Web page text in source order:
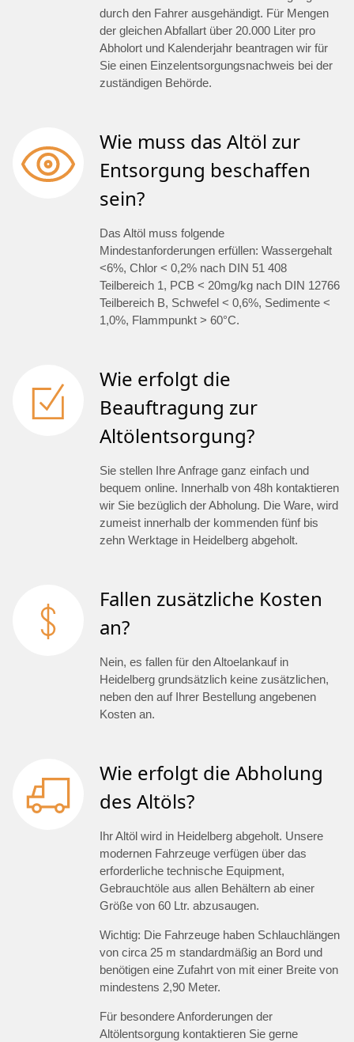
durch den Fahrer ausgehändigt. Für Mengen
der gleichen Abfallart über 20.000 Liter pro
Abholort und Kalenderjahr beantragen wir für
Sie einen Einzelentsorgungsnachweis bei der
zuständigen Behörde.
Wie muss das Altöl zur
Entsorgung beschaffen
sein?
Das Altöl muss folgende
Mindestanforderungen erfüllen: Wassergehalt
<6%, Chlor < 0,2% nach DIN 51 408
Teilbereich 1, PCB < 20mg/kg nach DIN 12766
Teilbereich B, Schwefel < 0,6%, Sedimente <
1,0%, Flammpunkt > 60°C.
Wie erfolgt die
Beauftragung zur
Altölentsorgung?
Sie stellen Ihre Anfrage ganz einfach und
bequem online. Innerhalb von 48h kontaktieren
wir Sie bezüglich der Abholung. Die Ware, wird
zumeist innerhalb der kommenden fünf bis
zehn Werktage in Heidelberg abgeholt.
Fallen zusätzliche Kosten
an?
Nein, es fallen für den Altoelankauf in
Heidelberg grundsätzlich keine zusätzlichen,
neben den auf Ihrer Bestellung angebenen
Kosten an.
Wie erfolgt die Abholung
des Altöls?
Ihr Altöl wird in Heidelberg abgeholt. Unsere
modernen Fahrzeuge verfügen über das
erforderliche technische Equipment,
Gebrauchtöle aus allen Behältern ab einer
Größe von 60 Ltr. abzusaugen.
Wichtig: Die Fahrzeuge haben Schlauchlängen
von circa 25 m standardmäßig an Bord und
benötigen eine Zufahrt von mit einer Breite von
mindestens 2,90 Meter.
Für besondere Anforderungen der
Altölentsorgung kontaktieren Sie gerne